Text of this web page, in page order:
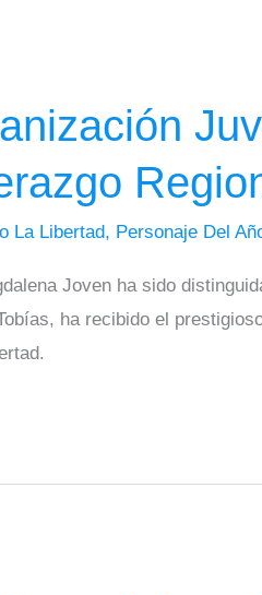
La Libertad, Personaje Del
Joven ha sido
ha recibido el